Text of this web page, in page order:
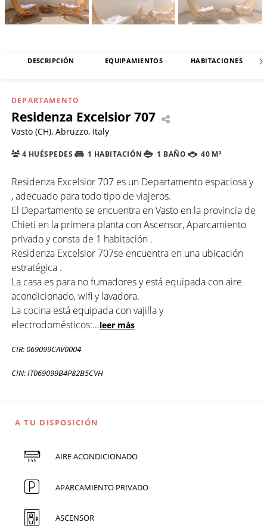
DESCRIPCIÓN EQUIPAMIENTOS HABITACIONES
DEPARTAMENTO
Residenza Excelsior 707
Vasto (CH), Abruzzo, Italy
4 HUÉSPEDES 1 HABITACIÓN 1 BAÑO 40 M²
Residenza Excelsior 707 es un Departamento espaciosa y
, adecuado para todo tipo de viajeros.
El Departamento se encuentra en Vasto en la provincia de
Chieti en la primera planta con Ascensor, Aparcamiento
privado y consta de 1 habitación .
Residenza Excelsior 707se encuentra en una ubicación
estratégica .
La casa es para no fumadores y está equipada con aire
acondicionado, wifi y lavadora.
La cocina está equipada con vajilla y
electrodomésticos:...leer más
CIR: 069099CAV0004
CIN: IT069099B4P82B5CVH
A TU DISPOSICIÓN
AIRE ACONDICIONADO
APARCAMIENTO PRIVADO
ASCENSOR